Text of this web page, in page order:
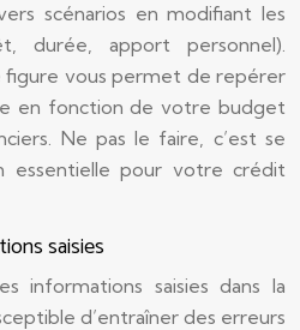
scénarios en modifiant les
durée, apport personnel).
figure vous permet de repérer
en fonction de votre budget
Ne pas le faire, c’est se
essentielle pour votre crédit
saisies
informations saisies dans la
d’entraîner des erreurs